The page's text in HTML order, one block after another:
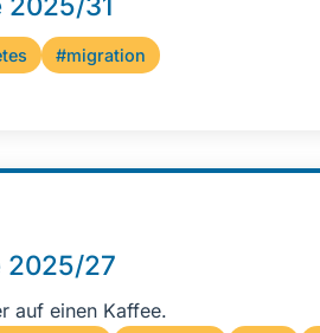
#migration
2025/27
auf einen Kaffee.